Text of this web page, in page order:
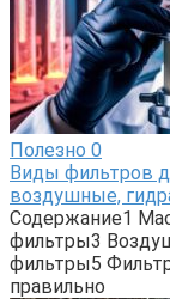
Полезно 0
Виды фильтров
воздушные,
Содержание1
фильтры3
фильтры5
правильно